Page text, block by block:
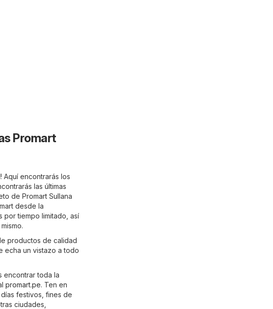
Promart
Aquí encontrarás los
las últimas
de Promart Sullana
desde la
por tiempo limitado, así
productos de calidad
echa un vistazo a todo
encontrar toda la
promart.pe. Ten en
festivos, fines de
ciudades,